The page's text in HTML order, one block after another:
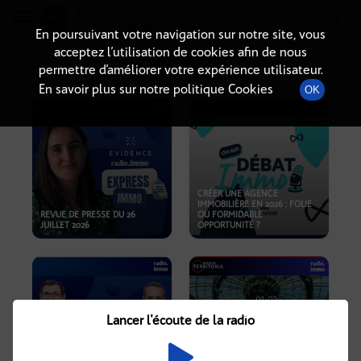
PODCASTS
REVUE DE PRESSE DU 26
JUILLET 2026
CRÉER UNE AGENCE
IMMOBILIÈRE EN 2026 : FOLIE
OU FORMIDABLE
OPPORTUNITÉ ?
En poursuivant votre navigation sur notre site, vous
acceptez l’utilisation de cookies afin de nous
permettre d’améliorer votre expérience utilisateur.
En savoir plus sur notre politique Cookies
OK
Lancer l'écoute de la radio